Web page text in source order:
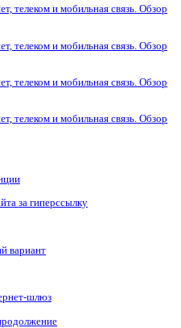
телеком и мобильная связь. Обзор
телеком и мобильная связь. Обзор
телеком и мобильная связь. Обзор
телеком и мобильная связь. Обзор
за гиперссылку
вариант
шлюз